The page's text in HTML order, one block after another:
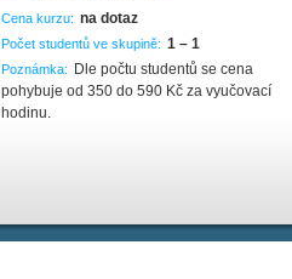
Cena kurzu: na dotaz
Počet studentů ve skupině: 1 – 1
Poznámka:
Dle počtu studentů se cena
pohybuje od 350 do 590 Kč za vyučovací
hodinu.